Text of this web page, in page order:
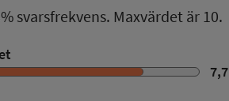
svarsfrekvens. Maxvärdet är 10.
7,7